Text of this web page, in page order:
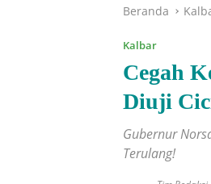
Beranda
Kalbar
Cegah
Diuji
Gubernur
Terulang!